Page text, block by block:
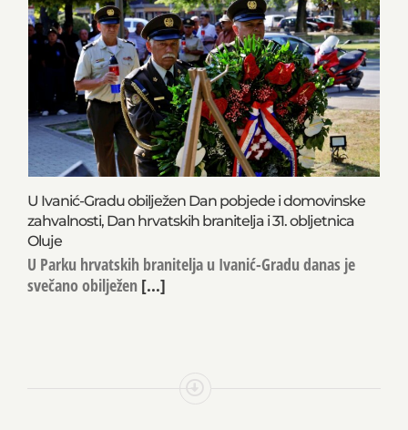
U Ivanić-Gradu obilježen Dan pobjede i domovinske
zahvalnosti, Dan hrvatskih branitelja i 31. obljetnica
Oluje
U Parku hrvatskih branitelja u Ivanić-Gradu danas je
svečano obilježen [...]